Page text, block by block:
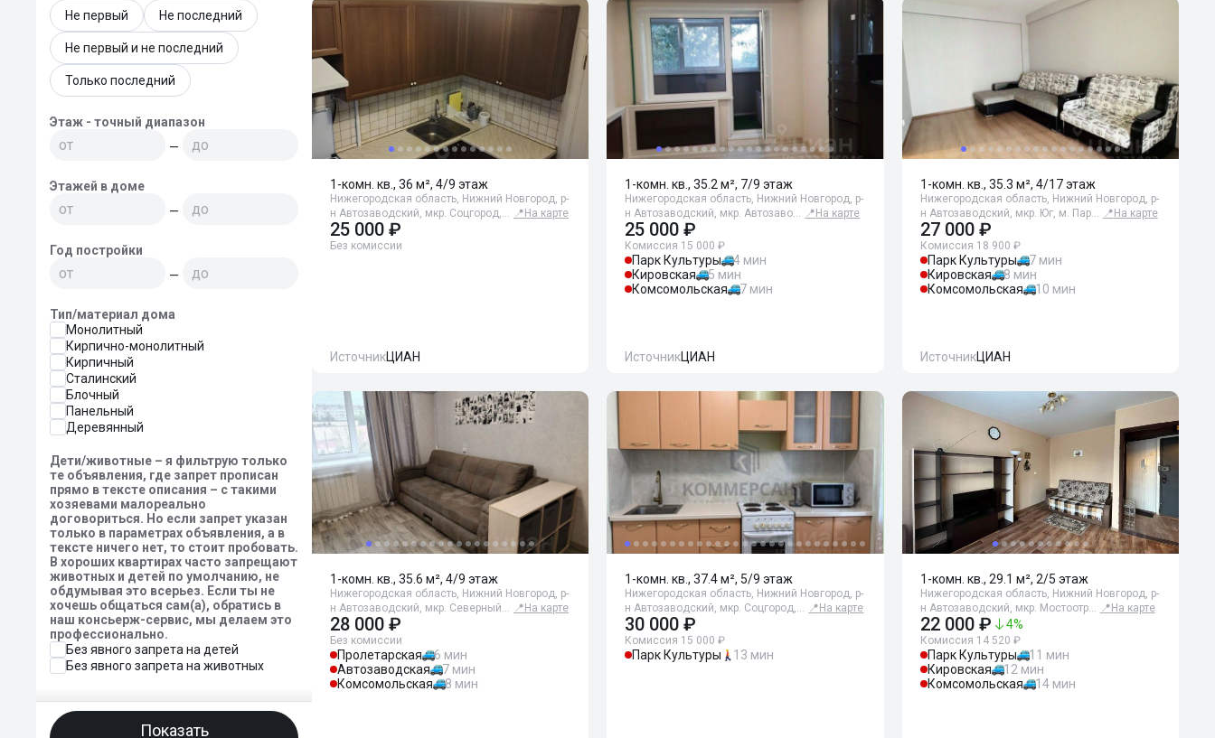
Не первый
Не последний
Не первый и не последний
Только последний
Этаж - точный диапазон
—
Этажей в доме
—
Год постройки
—
Тип/материал дома
Монолитный
Кирпично-монолитный
Кирпичный
Сталинский
Блочный
Панельный
Деревянный
Дети/животные – я фильтрую только
те объявления, где запрет прописан
прямо в тексте описания – с такими
хозяевами малореально
договориться. Но если запрет указан
только в параметрах объявления, а в
тексте ничего нет, то стоит пробовать.
В хороших квартирах часто запрещают
животных и детей по умолчанию, не
обдумывая это всерьез. Если ты не
хочешь общаться сам(а), обратись в
наш консьерж-сервис, мы делаем это
профессионально.
Без явного запрета на детей
Без явного запрета на животных
Показать
1-комн. кв., 36 м², 4/9 этаж
Нижегородская область, Нижний Новгород, р-
н Автозаводский, мкр. Соцгород,… 📍 На карте
25 000 ₽
Без комиссии
ИсточникЦИАН
1-комн. кв., 35.2 м², 7/9 этаж
Нижегородская область, Нижний Новгород, р-
н Автозаводский, мкр. Автозаво… 📍 На карте
25 000 ₽
Комиссия 15 000 ₽
Парк Культуры
4 мин
Кировская
5 мин
Комсомольская
7 мин
ИсточникЦИАН
1-комн. кв., 35.3 м², 4/17 этаж
Нижегородская область, Нижний Новгород, р-
н Автозаводский, мкр. Юг, м. Пар… 📍 На карте
27 000 ₽
Комиссия 18 900 ₽
Парк Культуры
7 мин
Кировская
8 мин
Комсомольская
10 мин
ИсточникЦИАН
1-комн. кв., 35.6 м², 4/9 этаж
Нижегородская область, Нижний Новгород, р-
н Автозаводский, мкр. Северный… 📍 На карте
28 000 ₽
Без комиссии
Пролетарская
6 мин
Автозаводская
7 мин
Комсомольская
8 мин
1-комн. кв., 37.4 м², 5/9 этаж
Нижегородская область, Нижний Новгород, р-
н Автозаводский, мкр. Соцгород,… 📍 На карте
30 000 ₽
Комиссия 15 000 ₽
Парк Культуры 13 мин
1-комн. кв., 29.1 м², 2/5 этаж
Нижегородская область, Нижний Новгород, р-
н Автозаводский, мкр. Мостоотр… 📍 На карте
22 000 ₽ 4%
Комиссия 14 520 ₽
Парк Культуры
11 мин
Кировская
12 мин
Комсомольская
14 мин